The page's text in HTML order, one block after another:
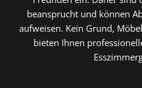
beansprucht und können
aufweisen. Kein Grund,
bieten Ihnen